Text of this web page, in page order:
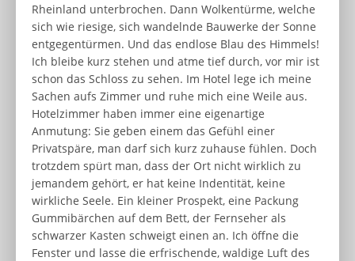
Rheinland unterbrochen. Dann Wolkentürme, welche
sich wie riesige, sich wandelnde Bauwerke der Sonne
entgegentürmen. Und das endlose Blau des Himmels!
Ich bleibe kurz stehen und atme tief durch, vor mir ist
schon das Schloss zu sehen. Im Hotel lege ich meine
Sachen aufs Zimmer und ruhe mich eine Weile aus.
Hotelzimmer haben immer eine eigenartige
Anmutung: Sie geben einem das Gefühl einer
Privatspäre, man darf sich kurz zuhause fühlen. Doch
trotzdem spürt man, dass der Ort nicht wirklich zu
jemandem gehört, er hat keine Indentität, keine
wirkliche Seele. Ein kleiner Prospekt, eine Packung
Gummibärchen auf dem Bett, der Fernseher als
schwarzer Kasten schweigt einen an. Ich öffne die
Fenster und lasse die erfrischende, waldige Luft des